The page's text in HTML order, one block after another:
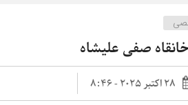
صفی علیشاه
28 اکتبر 2025 - 8:46